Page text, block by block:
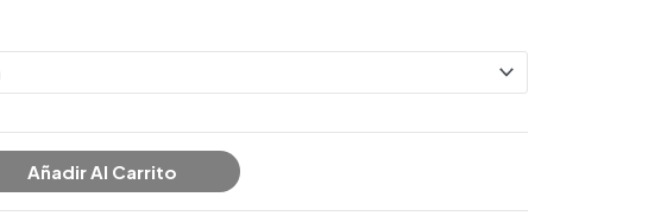
Añadir Al Carrito